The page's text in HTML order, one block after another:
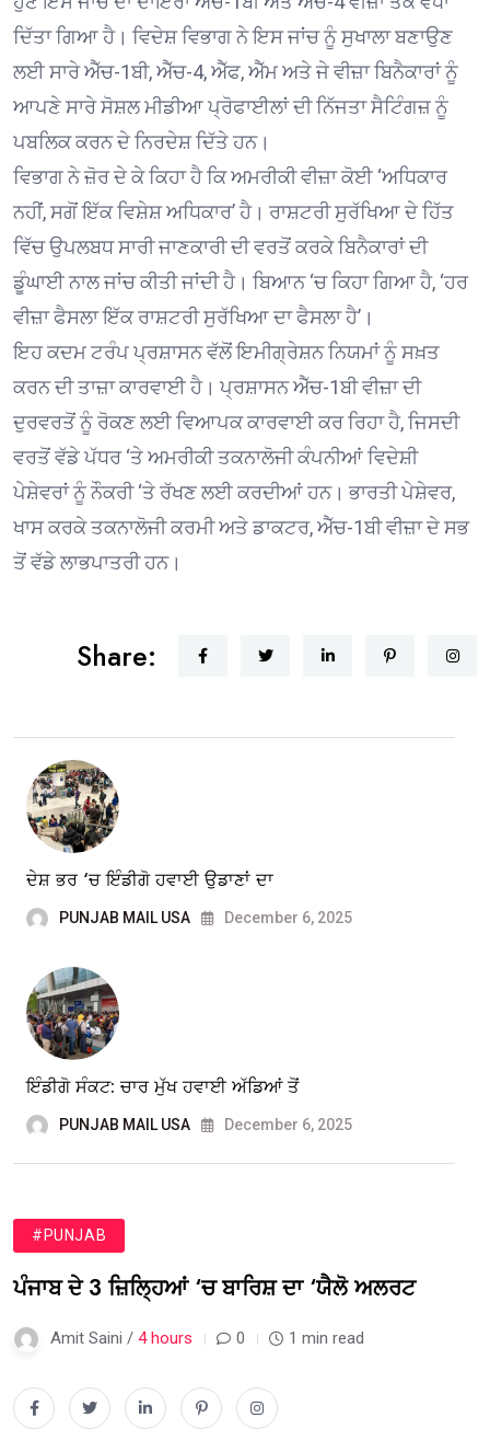
ਦਿੱਤਾ ਗਿਆ ਹੈ। ਵਿਦੇਸ਼ ਵਿਭਾਗ ਨੇ ਇਸ ਜਾਂਚ ਨੂੰ ਸੁਖਾਲਾ ਬਣਾਉਣ
ਲਈ ਸਾਰੇ ਐੱਚ-1ਬੀ, ਐੱਚ-4, ਐੱਫ, ਐੱਮ ਅਤੇ ਜੇ ਵੀਜ਼ਾ ਬਿਨੈਕਾਰਾਂ ਨੂੰ
ਆਪਣੇ ਸਾਰੇ ਸੋਸ਼ਲ ਮੀਡੀਆ ਪ੍ਰੋਫਾਈਲਾਂ ਦੀ ਨਿੱਜਤਾ ਸੈਟਿੰਗਜ਼ ਨੂੰ
ਪਬਲਿਕ ਕਰਨ ਦੇ ਨਿਰਦੇਸ਼ ਦਿੱਤੇ ਹਨ।
ਵਿਭਾਗ ਨੇ ਜ਼ੋਰ ਦੇ ਕੇ ਕਿਹਾ ਹੈ ਕਿ ਅਮਰੀਕੀ ਵੀਜ਼ਾ ਕੋਈ ‘ਅਧਿਕਾਰ
ਨਹੀਂ, ਸਗੋਂ ਇੱਕ ਵਿਸ਼ੇਸ਼ ਅਧਿਕਾਰ’ ਹੈ। ਰਾਸ਼ਟਰੀ ਸੁਰੱਖਿਆ ਦੇ ਹਿੱਤ
ਵਿੱਚ ਉਪਲਬਧ ਸਾਰੀ ਜਾਣਕਾਰੀ ਦੀ ਵਰਤੋਂ ਕਰਕੇ ਬਿਨੈਕਾਰਾਂ ਦੀ
ਡੂੰਘਾਈ ਨਾਲ ਜਾਂਚ ਕੀਤੀ ਜਾਂਦੀ ਹੈ। ਬਿਆਨ ‘ਚ ਕਿਹਾ ਗਿਆ ਹੈ, ‘ਹਰ
ਵੀਜ਼ਾ ਫੈਸਲਾ ਇੱਕ ਰਾਸ਼ਟਰੀ ਸੁਰੱਖਿਆ ਦਾ ਫੈਸਲਾ ਹੈ’।
ਇਹ ਕਦਮ ਟਰੰਪ ਪ੍ਰਸ਼ਾਸਨ ਵੱਲੋਂ ਇਮੀਗ੍ਰੇਸ਼ਨ ਨਿਯਮਾਂ ਨੂੰ ਸਖ਼ਤ
ਕਰਨ ਦੀ ਤਾਜ਼ਾ ਕਾਰਵਾਈ ਹੈ। ਪ੍ਰਸ਼ਾਸਨ ਐੱਚ-1ਬੀ ਵੀਜ਼ਾ ਦੀ
ਦੁਰਵਰਤੋਂ ਨੂੰ ਰੋਕਣ ਲਈ ਵਿਆਪਕ ਕਾਰਵਾਈ ਕਰ ਰਿਹਾ ਹੈ, ਜਿਸਦੀ
ਵਰਤੋਂ ਵੱਡੇ ਪੱਧਰ ‘ਤੇ ਅਮਰੀਕੀ ਤਕਨਾਲੋਜੀ ਕੰਪਨੀਆਂ ਵਿਦੇਸ਼ੀ
ਪੇਸ਼ੇਵਰਾਂ ਨੂੰ ਨੌਕਰੀ ‘ਤੇ ਰੱਖਣ ਲਈ ਕਰਦੀਆਂ ਹਨ। ਭਾਰਤੀ ਪੇਸ਼ੇਵਰ,
ਖਾਸ ਕਰਕੇ ਤਕਨਾਲੋਜੀ ਕਰਮੀ ਅਤੇ ਡਾਕਟਰ, ਐੱਚ-1ਬੀ ਵੀਜ਼ਾ ਦੇ ਸਭ
ਤੋਂ ਵੱਡੇ ਲਾਭਪਾਤਰੀ ਹਨ।
Share:
ਦੇਸ਼ ਭਰ ‘ਚ ਇੰਡੀਗੋ ਹਵਾਈ ਉਡਾਣਾਂ ਦਾ
PUNJAB MAIL USA December 6, 2025
ਇੰਡੀਗੋ ਸੰਕਟ: ਚਾਰ ਮੁੱਖ ਹਵਾਈ ਅੱਡਿਆਂ ਤੋਂ
PUNJAB MAIL USA December 6, 2025
#PUNJAB
ਪੰਜਾਬ ਦੇ 3 ਜ਼ਿਲ੍ਹਿਆਂ ‘ਚ ਬਾਰਿਸ਼ ਦਾ ‘ਯੈਲੋ ਅਲਰਟ
Amit Saini / 4 hours 0 1 min read